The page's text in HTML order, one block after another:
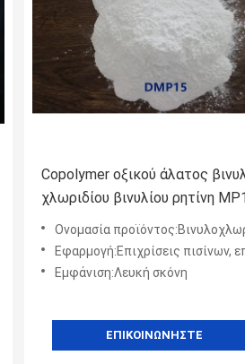
Copolymer οξικού άλατος
χλωριδίου βινυλίου ρητίνη
που χρησιμοποιείται στην
κατασκευή προστατευτική και
επιστρώματα οδικών σημαδιών
Ονομασία προϊόντος:Βινυλοχλωριούχο αιθερικό
Εφαρμογή:Επιχρίσεις πισίνων, επιχρίσεις κατασκευών, επιχρίσεις γεφυρών και επιχρίσεις οδικών
Εμφάνιση:Λευκή σκόνη
ΕΠΙΚΟΙΝΩΝΉΣΤΕ